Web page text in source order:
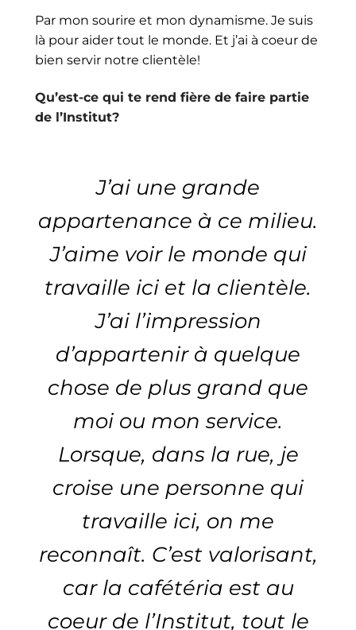
Par mon sourire et mon dynamisme. Je suis
là pour aider tout le monde. Et j’ai à coeur de
bien servir notre clientèle!
Qu’est-ce qui te rend fière de faire partie
de l’Institut?
J’ai une grande
appartenance à ce milieu.
J’aime voir le monde qui
travaille ici et la clientèle.
J’ai l’impression
d’appartenir à quelque
chose de plus grand que
moi ou mon service.
Lorsque, dans la rue, je
croise une personne qui
travaille ici, on me
reconnaît. C’est valorisant,
car la cafétéria est au
coeur de l’Institut, tout le